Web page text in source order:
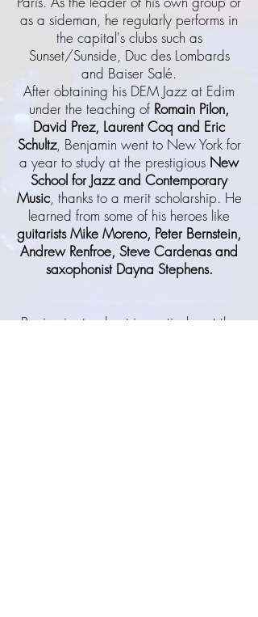
as a sideman, he regularly performs in
the capital's clubs such as
Sunset/Sunside, Duc des Lombards
and Baiser Salé.
After obtaining his DEM Jazz at Edim
under the teaching of Romain Pilon,
David Prez, Laurent Coq and Eric
Schultz, Benjamin went to New York for
a year to study at the prestigious New
School for Jazz and Contemporary
Music, thanks to a merit scholarship. He
learned from some of his heroes like
guitarists Mike Moreno, Peter Bernstein,
Andrew Renfroe, Steve Cardenas and
saxophonist Dayna Stephens.
Benjamin stood out in particular at the